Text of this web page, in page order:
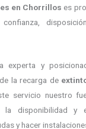
en Chorrillos es
experta y
la recarga de
servicio nuestro
la disponibilidad y
y hacer